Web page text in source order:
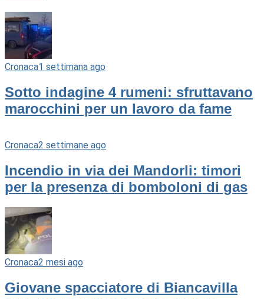
Cronaca1 settimana ago
Sotto indagine 4 rumeni: sfruttavano
marocchini per un lavoro da fame
Cronaca2 settimane ago
Incendio in via dei Mandorli: timori
per la presenza di bomboloni di gas
Cronaca2 mesi ago
Giovane spacciatore di Biancavilla